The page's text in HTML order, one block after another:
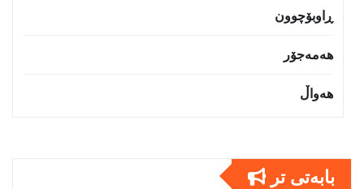
ڕاوبۆچوون
هەمەجۆر
هەواڵ
بابەتى تر